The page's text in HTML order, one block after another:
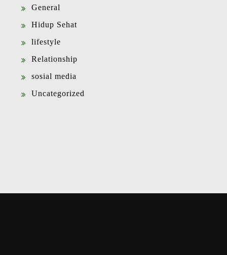
General
Hidup Sehat
lifestyle
Relationship
sosial media
Uncategorized